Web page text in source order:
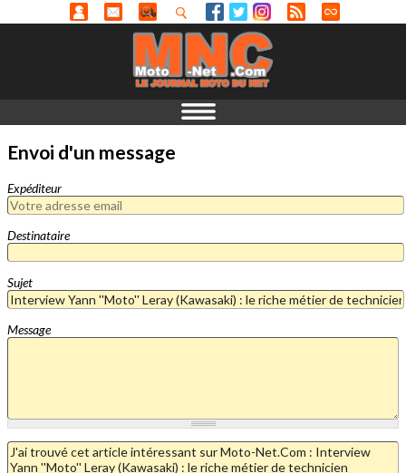
Envoi d'un message
Expéditeur
Destinataire
Sujet
Message